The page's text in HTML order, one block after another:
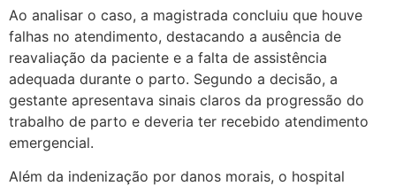
Ao analisar o caso, a magistrada concluiu que houve
falhas no atendimento, destacando a ausência de
reavaliação da paciente e a falta de assistência
adequada durante o parto. Segundo a decisão, a
gestante apresentava sinais claros da progressão do
trabalho de parto e deveria ter recebido atendimento
emergencial.
Além da indenização por danos morais, o hospital